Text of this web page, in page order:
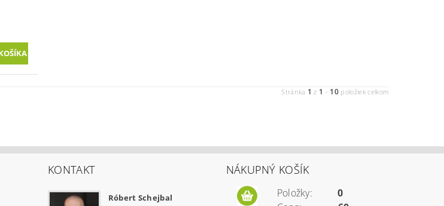
Stránka 1 z 1 - 10 položiek celkom
KONTAKT
Róbert Schejbal
NÁKUPNÝ KOŠÍK
Položky:
0